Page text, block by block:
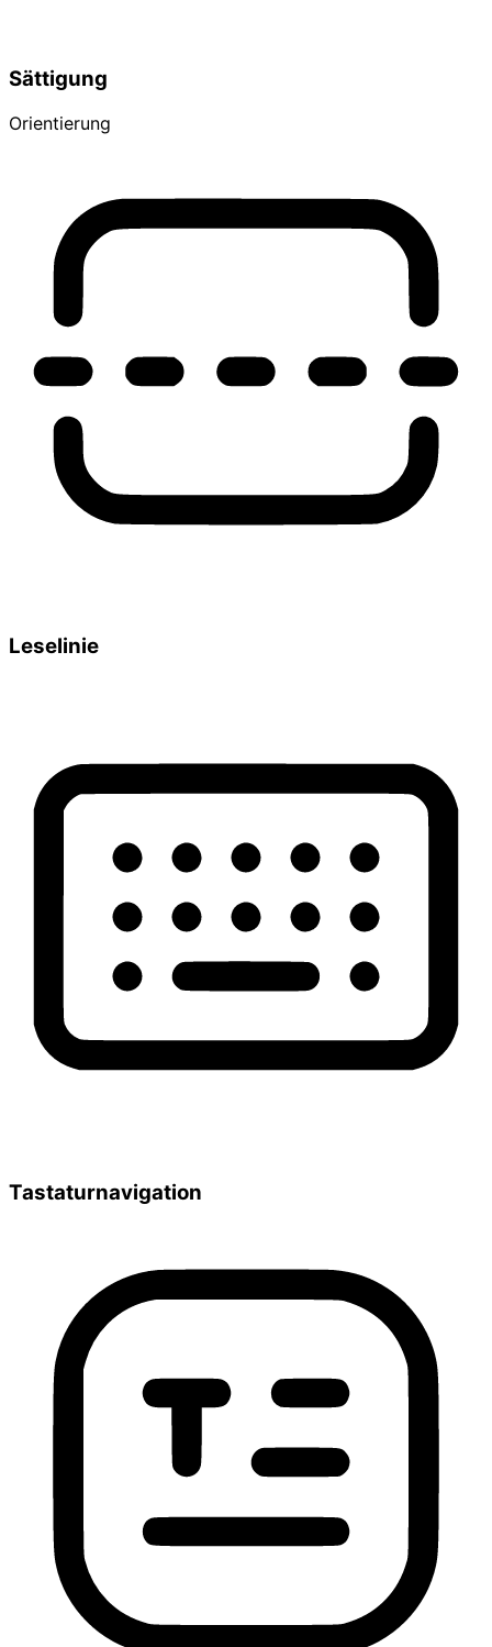
Sättigung
Orientierung
Leselinie
Tastaturnavigation